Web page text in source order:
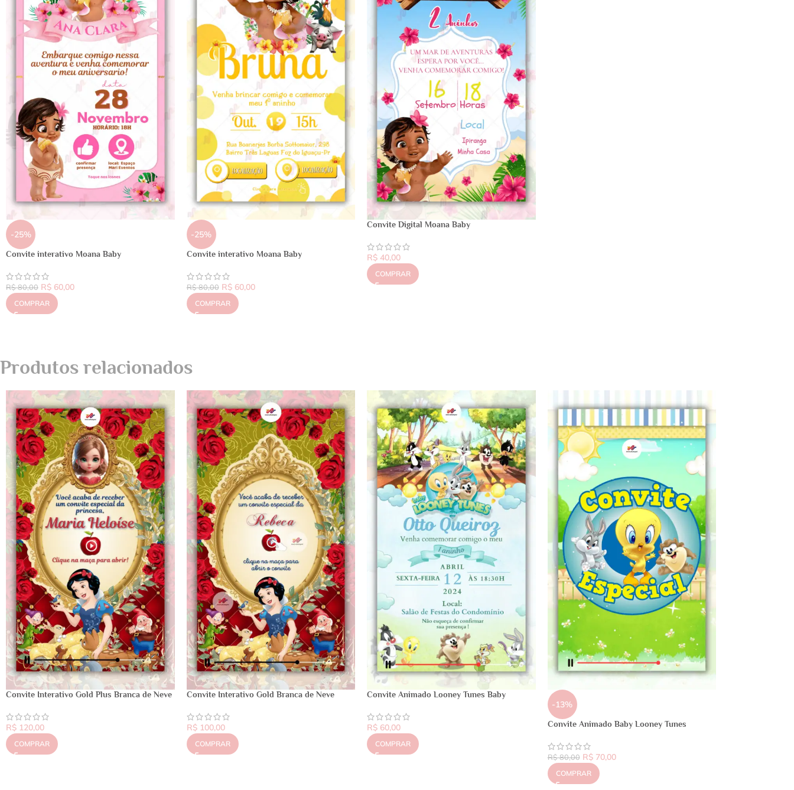
-25%
Convite interativo Moana Baby
R$80,00 R$ 60,00
COMPRAR
-25%
Convite interativo Moana Baby
R$80,00 R$60,00
COMPRAR
Convite Digital Moana Baby
R$ 40,00
COMPRAR
Produtos relacionados
Convite Interativo Gold Plus Branca de Neve
R$ 120,00
COMPRAR
Convite Interativo Gold Branca de Neve
R$100,00
COMPRAR
Convite Animado Looney Tunes Baby
R$ 60,00
COMPRAR
-13%
Convite Animado Baby Looney Tunes
R$80,00 R$70,00
COMPRAR